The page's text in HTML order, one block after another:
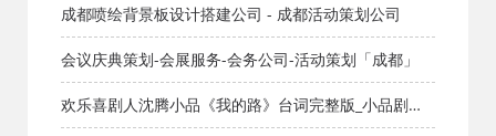
动_成都活动公司网_策划网_方案网_文案网_文档网
成都喷绘背景板设计搭建公司 - 成都活动策划公司
会议庆典策划-会展服务-会务公司-活动策划「成都」
欢乐喜剧人沈腾小品《我的路》台词完整版_小品剧本